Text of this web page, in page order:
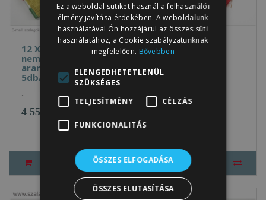
12 X 200cm-es
nemzeti szalag,
arany rojtos -
5db/cs
..
4 550Ft
12 X 200cm-es
arany rojtos -
2db/cs
..
Ez a weboldal sütiket használ a felhasználói
élmény javítása érdekében. A weboldalunk
használatával Ön hozzájárul az összes süti
használatához, a Cookie szabályzatunknak
megfelelően. Bővebben
ELENGEDHETETLENÜL
SZÜKSÉGES
TELJESÍTMÉNY
CÉLZÁS
FUNKCIONALITÁS
ÖSSZES ELFOGADÁSA
ÖSSZES ELUTASÍTÁSA